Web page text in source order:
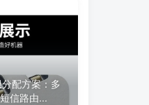
配方案：多
信路由...